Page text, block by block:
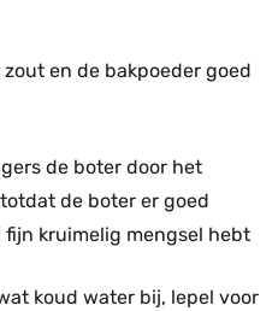
en de bakpoeder goed
de boter door het
de boter er goed
kruimelig mengsel hebt
koud water bij, lepel voor